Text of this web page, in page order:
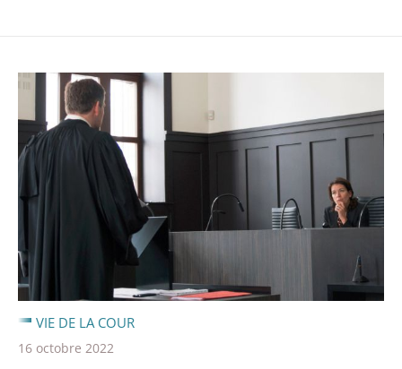
VIE DE LA COUR
16 octobre 2022